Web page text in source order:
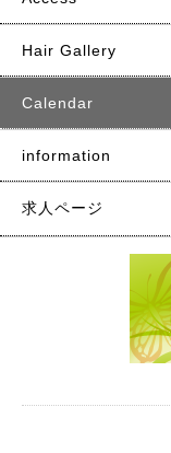
Hair Gallery
Calendar
information
求人ページ